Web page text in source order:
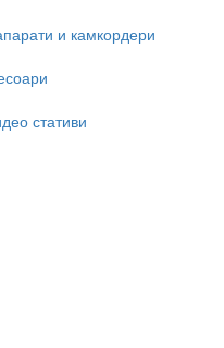
и камкордери
стативи